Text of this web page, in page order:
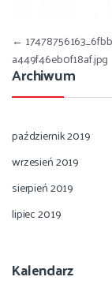
Nawigacja
←
a449f46eb0f18af.jpg
Archiwum
październik 2019
wrzesień 2019
sierpień 2019
lipiec 2019
Kalendarz